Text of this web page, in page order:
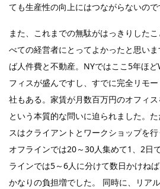
ても生産性の向上にはつながらないので
また、これまでの無駄がはっきりした
べての経営者にとってよかったと思い
ば人件費と不動産。NYではここ5年ほ
フィスが盛んですし、すでに完全リモ
社もある。家賃が月数百万円のオフィ
という本質的な問いに迫られました。
スはクライアントとワークショップを行
オフラインでは20～30人集めて1、2日
ラインでは5～6人に分けて数日かけね
かなりの負担増でした。 同時に、リア